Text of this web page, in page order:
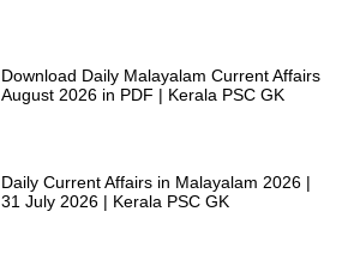
Download Daily Malayalam Current Affairs
August 2026 in PDF | Kerala PSC GK
Daily Current Affairs in Malayalam 2026 |
31 July 2026 | Kerala PSC GK